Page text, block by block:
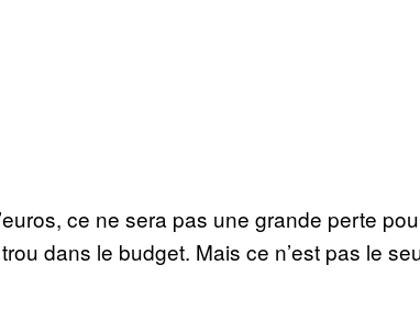
ce ne sera pas une grande perte
dans le budget. Mais ce n’est pas le